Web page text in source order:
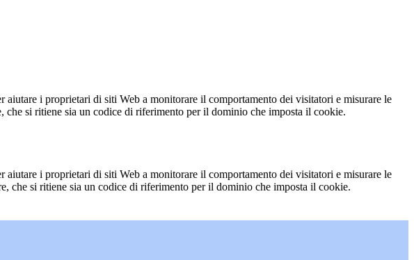
i proprietari di siti Web a monitorare il comportamento dei visitatori e misurare le
si ritiene sia un codice di riferimento per il dominio che imposta il cookie.
i proprietari di siti Web a monitorare il comportamento dei visitatori e misurare le
che si ritiene sia un codice di riferimento per il dominio che imposta il cookie.